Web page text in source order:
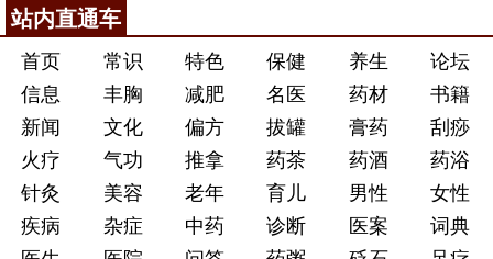
站内直通车
首页 常识 特色 保健 养生
论坛
信息
丰胸 减肥 名医 药材
书籍
新闻
文化 偏方 拔罐 膏药
刮痧
火疗
气功 推拿 药茶 药酒
药浴
针灸
美容 老年 育儿 男性
女性
疾病
杂症 中药 诊断 医案
词典